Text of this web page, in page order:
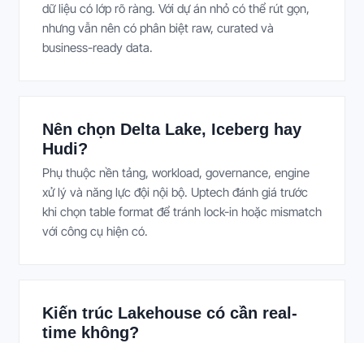
dữ liệu có lớp rõ ràng. Với dự án nhỏ có thể rút gọn,
nhưng vẫn nên có phân biệt raw, curated và
business-ready data.
Nên chọn Delta Lake, Iceberg hay
Hudi?
Phụ thuộc nền tảng, workload, governance, engine
xử lý và năng lực đội nội bộ. Uptech đánh giá trước
khi chọn table format để tránh lock-in hoặc mismatch
với công cụ hiện có.
Kiến trúc Lakehouse có cần real-
time không?